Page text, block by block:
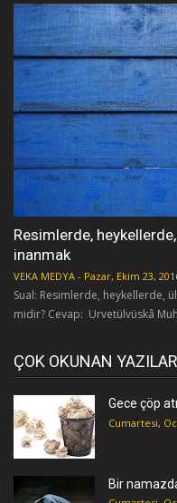
Resimlerde,
inanmak
VEKA MEDYA - Pazar, Ekim 23,
Sual: Resimlerde, heykellerde,
midir? Cevap: Urvetülvüskâ
ÇOK OKUNAN YAZILAR
Gece çöp
Cumartesi,
Bir